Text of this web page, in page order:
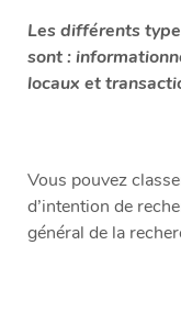
Les différents
sont :
locaux et
Vous pouvez
d’intention de
général de la